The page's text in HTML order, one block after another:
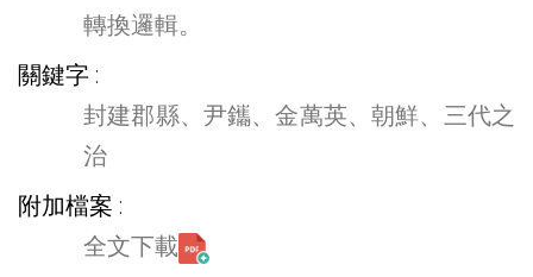
轉換邏輯。
關鍵字
封建郡縣、尹鑴、金萬英、朝鮮、三代之
治
附加檔案
全文下載